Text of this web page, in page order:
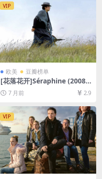
VIP
欧美 豆瓣榜单
[花落花开]Séraphine (2008)
[百度网盘+夸克网盘1080P超
清未删减资源][网盘在线播放/
下载][MP4/8.5GB][中文字幕]
7 月前 2.9
VIP